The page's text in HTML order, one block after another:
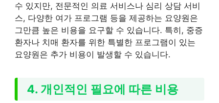
수 있지만, 전문적인 의료 서비스나 심리 상담 서비
스, 다양한 여가 프로그램 등을 제공하는 요양원은
그만큼 높은 비용을 요구할 수 있습니다. 특히, 중증
환자나 치매 환자를 위한 특별한 프로그램이 있는
요양원은 추가 비용이 발생할 수 있습니다.
4. 개인적인 필요에 따른 비용